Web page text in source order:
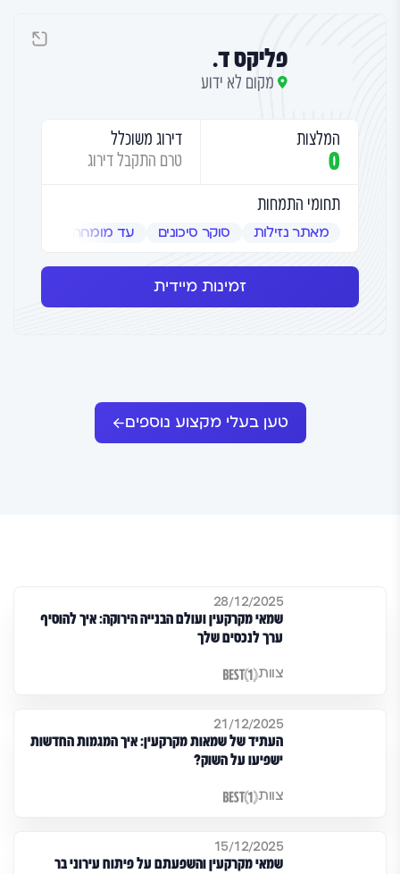
פליקס ד.
מקום לא ידוע
המלצות
0
דירוג משוכלל
טרם התקבל דירוג
תחומי התמחות
מאתר נזילות סוקר סיכונים עד מומחה
זמינות מיידית
טען בעלי מקצוע נוספים
28/12/2025
שמאי מקרקעין ועולם הבנייה הירוקה: איך להוסיף
ערך לנכסים שלך
צוות
21/12/2025
העתיד של שמאות מקרקעין: איך המגמות החדשות
ישפיעו על השוק?
צוות
15/12/2025
שמאי מקרקעין והשפעתם על פיתוח עירוני בר